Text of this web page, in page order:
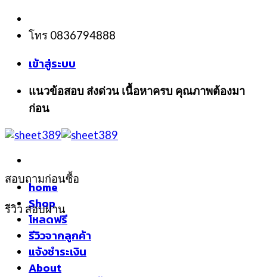
Skip
content
โทร 0836794888
เข้าสู่ระบบ
แนวข้อสอบ ส่งด่วน เนื้อหาครบ คุณภาพต้องมา
ก่อน
home
Shop
โหลดฟรี
รีวิวจากลูกค้า
แจ้งชำระเงิน
About
สอบถามก่อนซื้อ
รีวิว สอบผ่าน